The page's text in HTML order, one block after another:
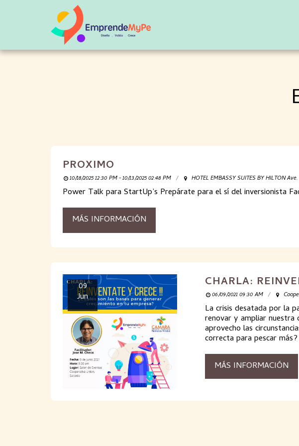
PROXIMO
10/18/2025 12:30 PM - 10/13/2025 02:48 PM HOTEL EMBASSY SUITES BY HILTON
Power Talk para StartUp’s Prepárate para el sí del inversionista
MÁS INFORMACIÓN
09
Jun
CHARLA:
06/09/2021 09:30 AM
La crisis desatada por la
renovar y ampliar nuestra
aprovecho las
correcta para pescar más?
MÁS INFORMACIÓN